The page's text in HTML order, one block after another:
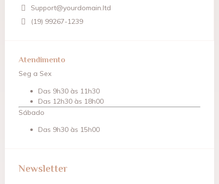
Support@yourdomain.ltd
(19) 99267-1239
Atendimento
Seg a Sex
Das 9h30 às 11h30
Das 12h30 às 18h00
Sábado
Das 9h30 às 15h00
Newsletter